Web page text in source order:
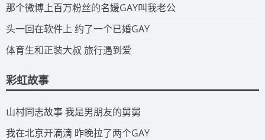
​那个微博上百万粉丝的名媛GAY叫我老公
​头一回在软件上 约了一个已婚GAY
​体育生和正装大叔 旅行遇到爱
彩虹故事
​山村同志故事 我是男朋友的舅舅
​我在北京开滴滴 昨晚拉了两个GAY